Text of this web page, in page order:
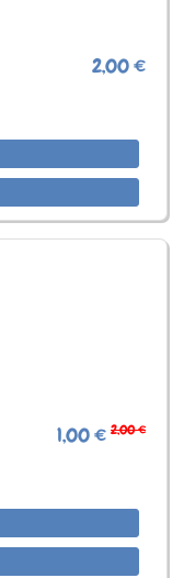
2,00 €
1,00 € 2,00 €